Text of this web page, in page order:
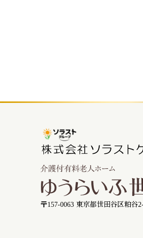
〒157-0063 東京都世田谷区粕谷